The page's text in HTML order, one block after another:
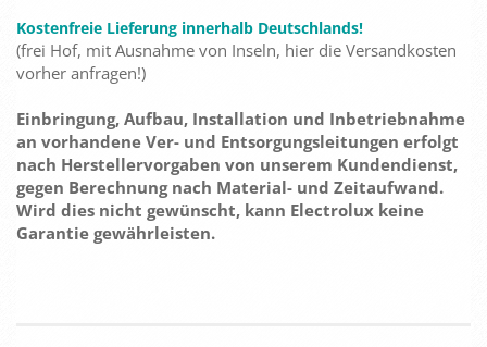
Kostenfreie Lieferung innerhalb Deutschlands!
(frei Hof, mit Ausnahme von Inseln, hier die Versandkosten
vorher anfragen!)
Einbringung, Aufbau, Installation und Inbetriebnahme
an vorhandene Ver- und Entsorgungsleitungen erfolgt
nach Herstellervorgaben von unserem Kundendienst,
gegen Berechnung nach Material- und Zeitaufwand.
Wird dies nicht gewünscht, kann Electrolux keine
Garantie gewährleisten.